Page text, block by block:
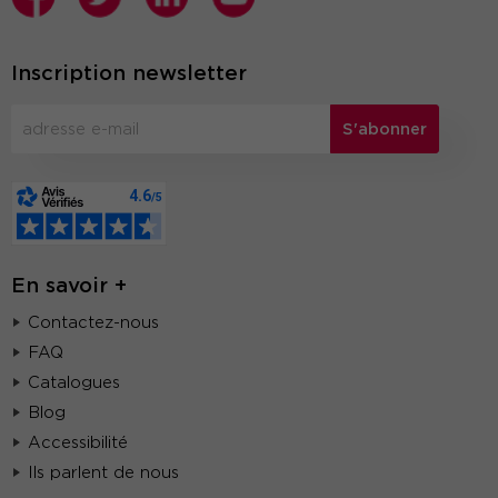
Inscription newsletter
S'abonner
En savoir +
Contactez-nous
FAQ
Catalogues
Blog
Accessibilité
Ils parlent de nous